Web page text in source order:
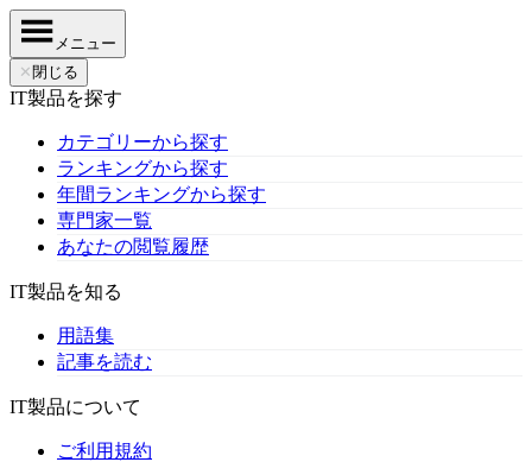
メニュー
✕ 閉じる
IT製品を探す
カテゴリーから探す
ランキングから探す
年間ランキングから探す
専門家一覧
あなたの閲覧履歴
IT製品を知る
用語集
記事を読む
IT製品について
ご利用規約